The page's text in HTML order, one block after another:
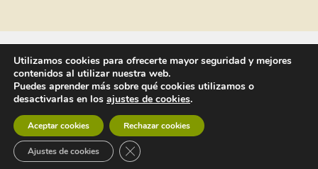
Guatiza, ayer y hoy © 2015
Funciona con - Diseñado con el Tema Hueman
Utilizamos cookies para ofrecerte mayor seguridad y mejores
contenidos al utilizar nuestra web.
Puedes aprender más sobre qué cookies utilizamos o
desactivarlas en los ajustes de cookies.
Aceptar cookies Rechazar cookies
Ajustes de cookies Cerrar el banner de cookies RGPD